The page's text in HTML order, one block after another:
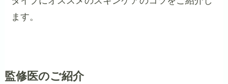
ます。
監修医のご紹介